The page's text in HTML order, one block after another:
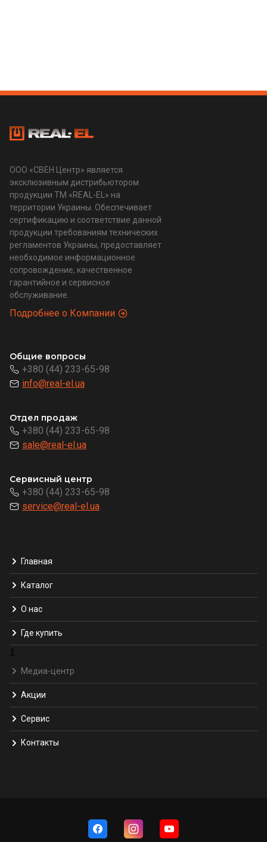
ООО «СВЕН Центр» является
эксклюзивным дистрибьютором
продукции ТМ «REAL-EL» на
территории Украины. Обеспечивает
сертификацию и соответствие данной
продукции требованиям технических
регламентов Украины, предоставляет
необходимое информационное
сопровождение, качественное
гарантийное и сервисное
обслуживание.
Подробнее о Компании
Общие вопросы
+380 (44) 233-65-98
info@real-el.ua
Отдел продаж
+380 (44) 233-65-98
sale@real-el.ua
Сервисный центр
+380 (44) 233-65-98
service@real-el.ua
Главная
Каталог
О нас
Где купить
1
Медиа-центр
Акции
Сервис
Контакты